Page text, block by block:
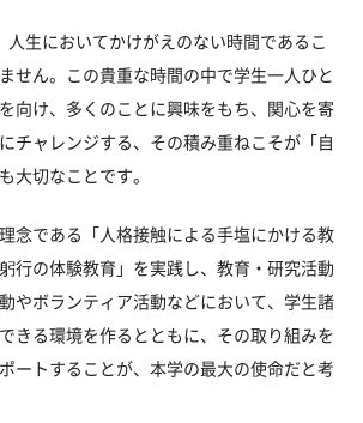
人生においてかけがえのない時間であるこ
せん。この貴重な時間の中で学生一人ひと
向け、多くのことに興味をもち、関心を寄
チャレンジする、その積み重ねこそが「自
大切なことです。
念である「人格接触による手塩にかける教
行の体験教育」を実践し、教育・研究活動
やボランティア活動などにおいて、学生諸
きる環境を作るとともに、その取り組みを
ートすることが、本学の最大の使命だと考